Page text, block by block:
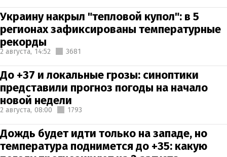
Украину накрыл "тепловой купол": в 5
регионах зафиксированы температурные
рекорды
2 августа, 14:52 3681
До +37 и локальные грозы: синоптики
представили прогноз погоды на начало
новой недели
2 августа, 08:00 1793
Дождь будет идти только на западе, но
температура поднимется до +35: какую